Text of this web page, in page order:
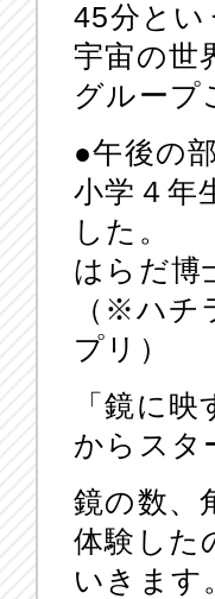
45分とい
宇宙の世
グループ
●午後の
小学４年
した。
はらだ博
（※ハチ
プリ）
「鏡に
からスタ
鏡の数、
体験した
いきます